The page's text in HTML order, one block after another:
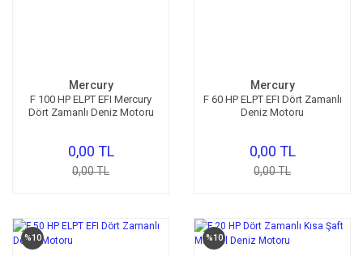
Mercury
F 100 HP ELPT EFI Mercury
Dört Zamanlı Deniz Motoru
0,00 TL
0,00 TL
Mercury
F 60 HP ELPT EFI Dört Zamanlı
Deniz Motoru
0,00 TL
0,00 TL
%10 %10